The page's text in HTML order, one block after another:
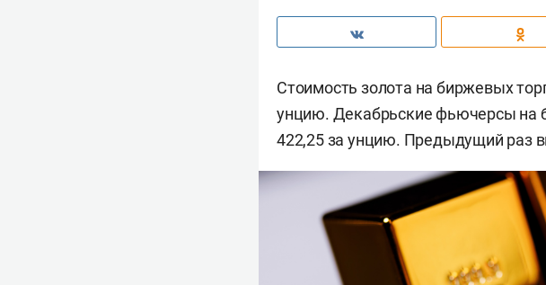
Стоимость золота на биржевых
унцию. Декабрьские фьючерсы на
422,25 за унцию. Предыдущий раз